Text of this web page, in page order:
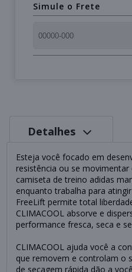
Simule o Frete
Detalhes
Esteja você focado em
resistência ou se
camiseta de treino adidas
enquanto trabalha para
FreeLift permite total
CLIMACOOL absorve e
performance fresca, seca e
CLIMACOOL ajuda você a
que removem e controlam o
de secagem rápida dão a